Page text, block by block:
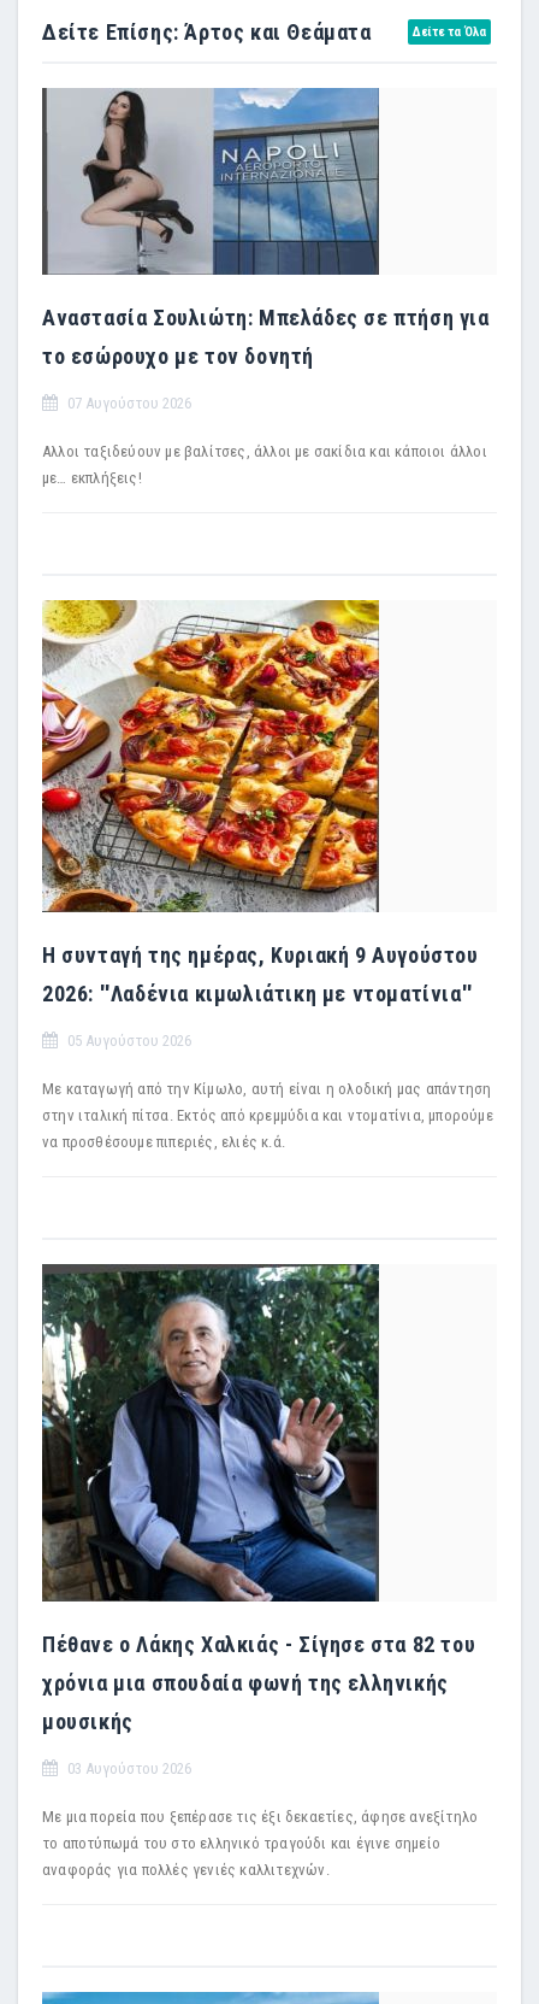
Δείτε Επίσης: Άρτος και Θεάματα Δείτε τα Όλα
Αναστασία Σουλιώτη: Μπελάδες σε πτήση για
το εσώρουχο με τον δονητή
07 Αυγούστου 2026
Αλλοι ταξιδεύουν με βαλίτσες, άλλοι με σακίδια και κάποιοι άλλοι
με… εκπλήξεις!
Η συνταγή της ημέρας, Κυριακή 9 Αυγούστου
2026: ''Λαδένια κιμωλιάτικη με ντοματίνια''
05 Αυγούστου 2026
Με καταγωγή από την Κίμωλο, αυτή είναι η ολοδική μας απάντηση
στην ιταλική πίτσα. Εκτός από κρεμμύδια και ντοματίνια, μπορούμε
να προσθέσουμε πιπεριές, ελιές κ.ά.
Πέθανε ο Λάκης Χαλκιάς - Σίγησε στα 82 του
χρόνια μια σπουδαία φωνή της ελληνικής
μουσικής
03 Αυγούστου 2026
Με μια πορεία που ξεπέρασε τις έξι δεκαετίες, άφησε ανεξίτηλο
το αποτύπωμά του στο ελληνικό τραγούδι και έγινε σημείο
αναφοράς για πολλές γενιές καλλιτεχνών.